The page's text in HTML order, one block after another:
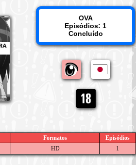
OVA
Episódios: 1
Concluído
Formatos
Episódios
HD 1